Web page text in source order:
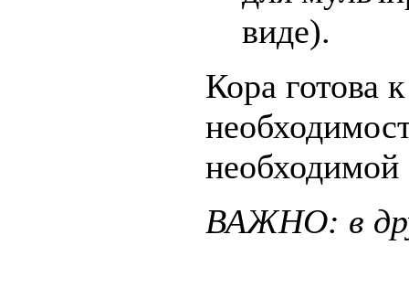
виде).
Кора готова
ВАЖНО: в